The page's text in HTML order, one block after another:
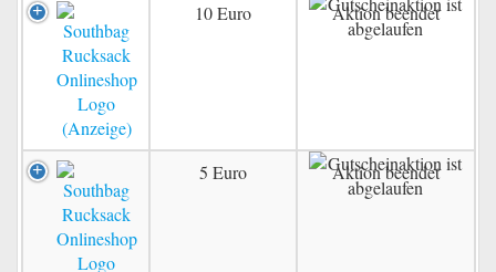
10 Euro Aktion beendet
5 Euro Aktion beendet